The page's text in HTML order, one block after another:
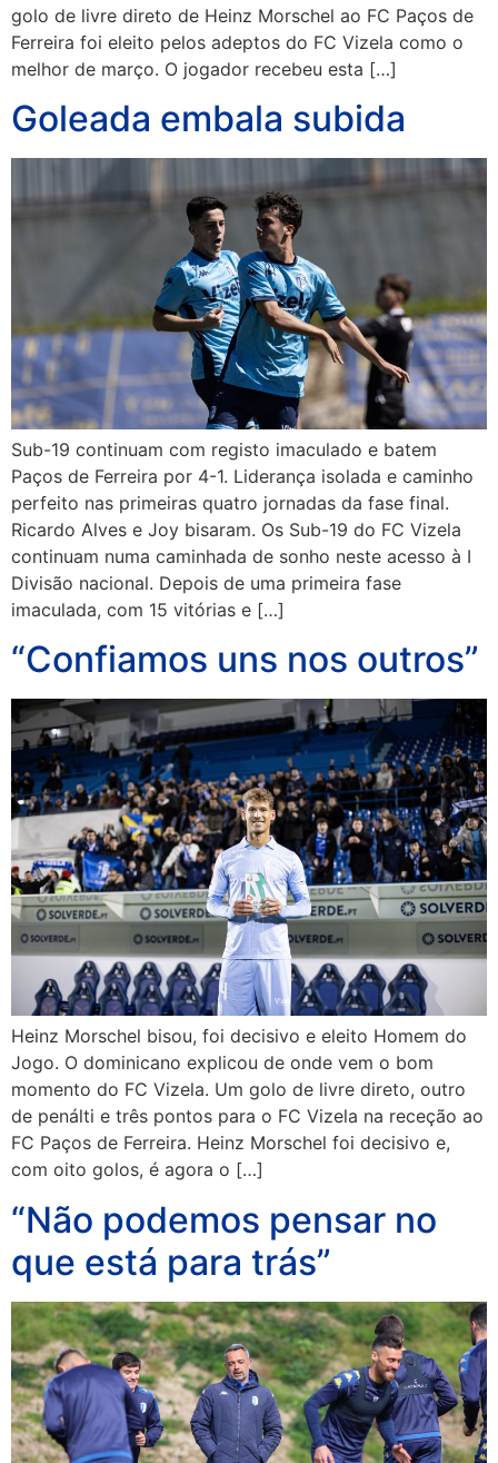
golo de livre direto de Heinz Morschel ao FC Paços de
Ferreira foi eleito pelos adeptos do FC Vizela como o
melhor de março. O jogador recebeu esta […]
Goleada embala subida
Sub-19 continuam com registo imaculado e batem
Paços de Ferreira por 4-1. Liderança isolada e caminho
perfeito nas primeiras quatro jornadas da fase final.
Ricardo Alves e Joy bisaram. Os Sub-19 do FC Vizela
continuam numa caminhada de sonho neste acesso à I
Divisão nacional. Depois de uma primeira fase
imaculada, com 15 vitórias e […]
“Confiamos uns nos outros”
Heinz Morschel bisou, foi decisivo e eleito Homem do
Jogo. O dominicano explicou de onde vem o bom
momento do FC Vizela. Um golo de livre direto, outro
de penálti e três pontos para o FC Vizela na receção ao
FC Paços de Ferreira. Heinz Morschel foi decisivo e,
com oito golos, é agora o […]
“Não podemos pensar no
que está para trás”